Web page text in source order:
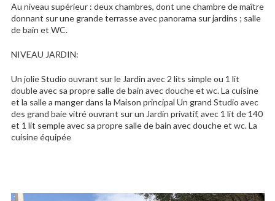
Au niveau supérieur : deux chambres, dont une chambre de maître
donnant sur une grande terrasse avec panorama sur jardins ; salle
de bain et WC.
NIVEAU JARDIN:
Un jolie Studio ouvrant sur le Jardin avec 2 lits simple ou 1 lit
double avec sa propre salle de bain avec douche et wc. La cuisine
et la salle a manger dans la Maison principal Un grand Studio avec
des grand baie vitré ouvrant sur un Jardin privatif, avec 1 lit de 140
et 1 lit semple avec sa propre salle de bain avec douche et wc. La
cuisine équipée